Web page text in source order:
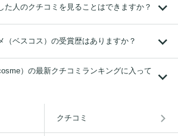
た人のクチコミを見ることはできますか？
（ベスコス）の受賞歴はありますか？
）の最新クチコミランキングに入って
クチコミ